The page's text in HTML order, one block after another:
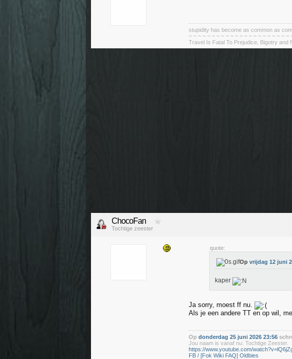
stupidity has become as common as
~ ~ ~ ~ ~ ~ ~ ~ ~ ~ ~ ~ ~ ~ ~ ~ ~ ~ ~ ~ ~ ~
Travel Is Fatal To Prejudice, Bigotry and
ChocoFan
Tochtige zeester
quote:
Op vrijdag 12 juni
kaper
Ja sorry, moest ff nu.
Als je een andere TT en op wil,
Op donderdag 25 juni 2026 23:56
Jou naam is vanaf nu: Tochtige Zeester.
https://www.youtube.com/
FB / [Fok Wiki FAQ] Oldbies